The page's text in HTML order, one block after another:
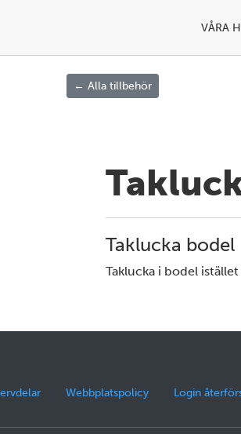
VÅRA
← Alla tillbehör
Taklucka bodel
Taklucka i bodel
Webbplatspolicy Login